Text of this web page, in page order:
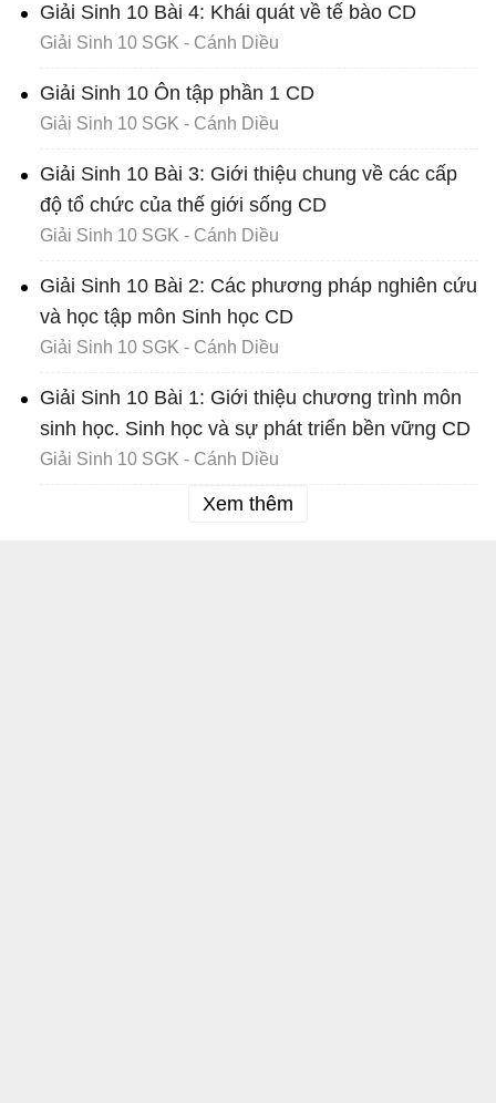
Giải Sinh 10 Bài 4: Khái quát về tế bào CD
Giải Sinh 10 SGK - Cánh Diều
Giải Sinh 10 Ôn tập phần 1 CD
Giải Sinh 10 SGK - Cánh Diều
Giải Sinh 10 Bài 3: Giới thiệu chung về các cấp
độ tổ chức của thế giới sống CD
Giải Sinh 10 SGK - Cánh Diều
Giải Sinh 10 Bài 2: Các phương pháp nghiên cứu
và học tập môn Sinh học CD
Giải Sinh 10 SGK - Cánh Diều
Giải Sinh 10 Bài 1: Giới thiệu chương trình môn
sinh học. Sinh học và sự phát triển bền vững CD
Giải Sinh 10 SGK - Cánh Diều
Xem thêm